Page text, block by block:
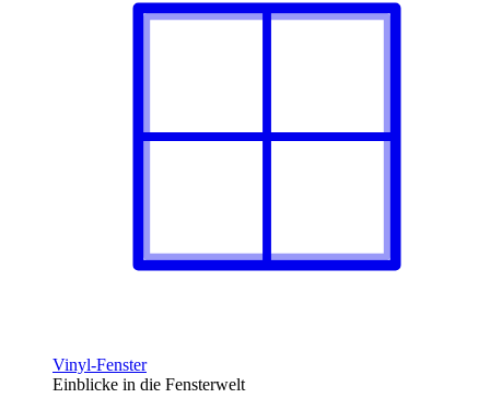
Vinyl-Fenster
Einblicke in die Fensterwelt